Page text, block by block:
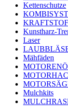
Kettenschutze
Kunstharz-
Laser
Mähfäden
Mulchkits